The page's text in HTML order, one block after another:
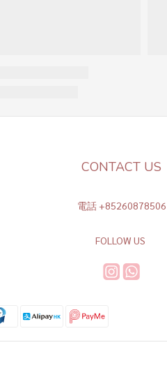
CONTACT US
電話 +85260878506
FOLLOW US